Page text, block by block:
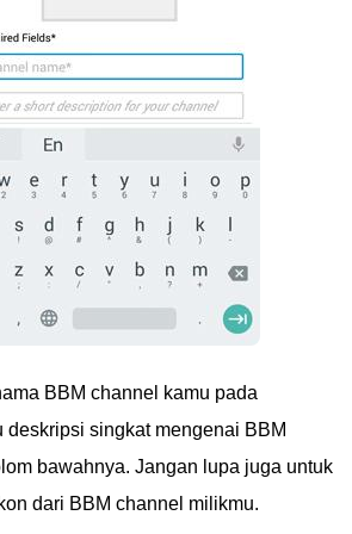
BBM channel kamu pada
deskripsi singkat mengenai BBM
bawahnya. Jangan lupa juga untuk
dari BBM channel milikmu.